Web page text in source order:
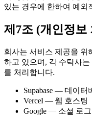
있는 경우에 한하여 예외
제7조 (개인정보
회사는 서비스 제공을 위
하고 있으며, 각 수탁사
를 처리합니다.
Supabase — 데이터
Vercel — 웹 호스팅
Google — 소셜 로